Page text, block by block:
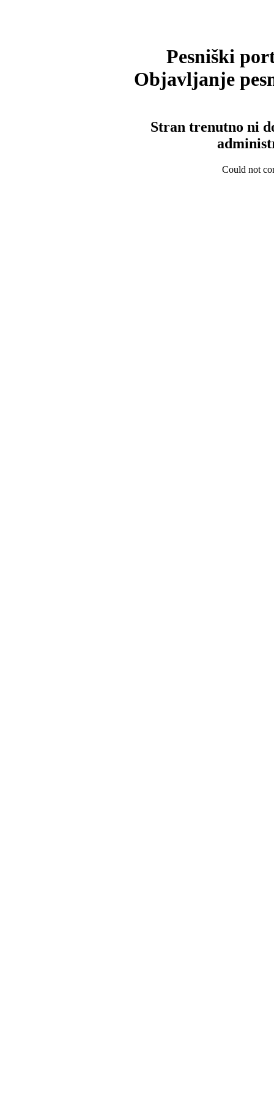
Pesniški
Objavljanje
Stran trenutno ni
Could not